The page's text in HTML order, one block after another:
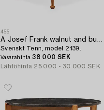
455
A Josef Frank walnut and burled wood sofa table,
Svenskt Tenn, model 2139.
Vasarahinta 38 000 SEK
Lähtöhinta 25 000 - 30 000 SEK